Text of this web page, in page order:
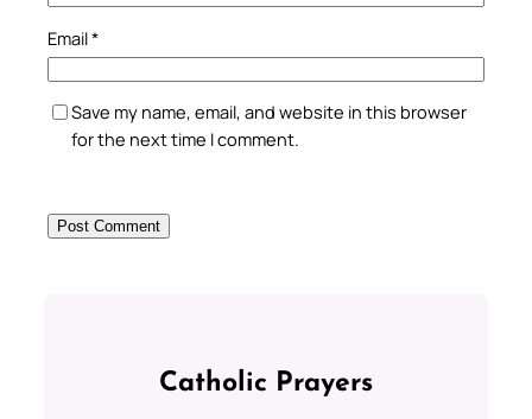
Email*
Save my name, email, and website in this browser
for the next time I comment.
Catholic Prayers